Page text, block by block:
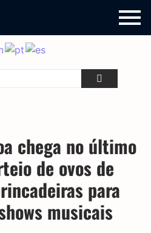
chega no último
de ovos de
para
musicais